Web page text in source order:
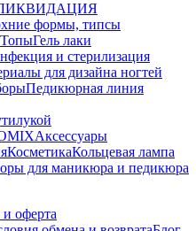
ЛИКВИДАЦИЯ
формы, типсы
ТопыГель лаки
и стерилизация
для дизайна ногтей
Педикюрная линия
Аксессуары
КосметикаКольцевая лампа
для маникюра и педикюра
оферта